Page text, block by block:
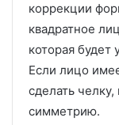
коррекции
квадратное
которая будет
Если лицо
сделать челку,
симметрию.